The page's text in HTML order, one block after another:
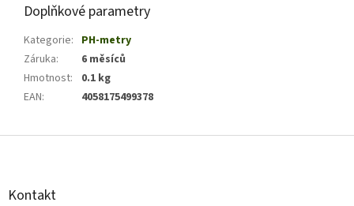
Doplňkové parametry
Kategorie: PH-metry
Záruka:
6 měsíců
Hmotnost:
0.1 kg
EAN: 4058175499378
Z
Kontakt